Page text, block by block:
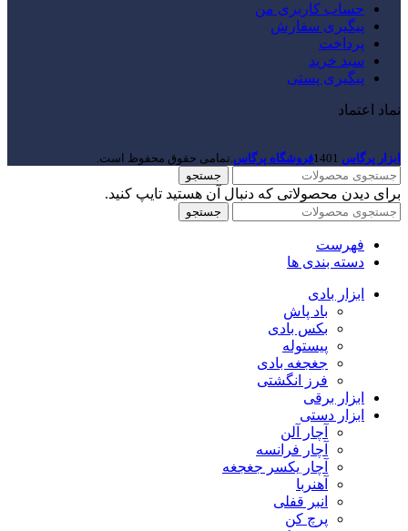
حساب کاربری من
پیگیری سفارش
پرداخت
سبد خرید
پیگیری پستی
نماد اعتماد
ابزار پرگاس 1401فروشگاه پرگاس.تمامی حقوق محفوظ است.
جستجو
برای دیدن محصولاتی که دنبال آن هستید تایپ کنید.
جستجو
فهرست
دسته بندی ها
ابزار بادی
باد پاش
بکس بادی
پیستوله
جغجغه بادی
فرز انگشتی
ابزار برقی
ابزار دستی
آچار آلن
آچار فرانسه
آچار یکسر جغجغه
آهنربا
انبر قفلی
پرچ کن